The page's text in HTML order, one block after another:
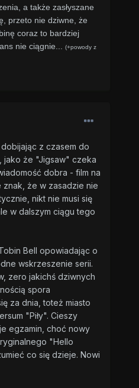
a także zasłyszane
przeto nie dziwne, że
coraz to bardziej
nie ciągnie... (+powody z
z czasem do
jako że "Jigsaw" czeka
dobra - film na
znak, że w zasadzie nie
nikt nie musi się
w dalszym ciągu tego
Bell opowiadając o
wskrzeszenie serii.
zero jakichś dziwnych
spora
za dnia, toteż miasto
"Piły". Cieszy
egzamin, choć nowy
"Hello
co się dzieje. Nowi